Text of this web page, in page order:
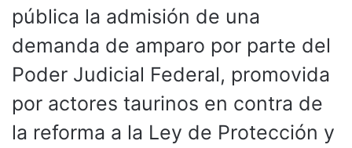
pública la admisión de una
demanda de amparo por parte del
Poder Judicial Federal, promovida
por actores taurinos en contra de
la reforma a la Ley de Protección y